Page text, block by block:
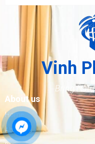
Vinh
Bring
About us
Home
About us